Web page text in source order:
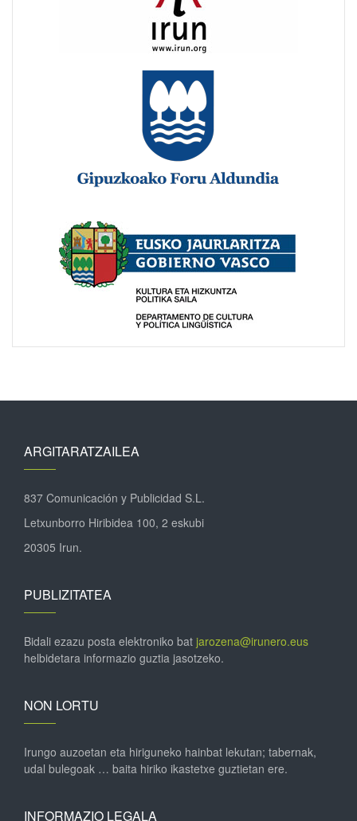
ARGITARATZAILEA
837 Comunicación y Publicidad S.L.
Letxunborro Hiribidea 100, 2 eskubi
20305 Irun.
PUBLIZITATEA
Bidali ezazu posta elektroniko bat jarozena@irunero.eus
helbidetara informazio guztia jasotzeko.
NON LORTU
Irungo auzoetan eta hiriguneko hainbat lekutan; tabernak,
udal bulegoak … baita hiriko ikastetxe guztietan ere.
INFORMAZIO LEGALA